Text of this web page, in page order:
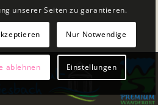
unserer Seiten zu garantieren.
Nur Notwendige
ablehnen Einstellungen